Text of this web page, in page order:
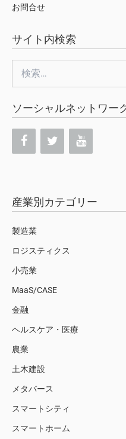
お問合せ
サイト内検索
索:
ソーシャルネットワー
産業別カテゴリー
製造業
ロジスティクス
小売業
MaaS/CASE
金融
ヘルスケア・医療
農業
土木建設
メタバース
スマートシティ
スマートホーム